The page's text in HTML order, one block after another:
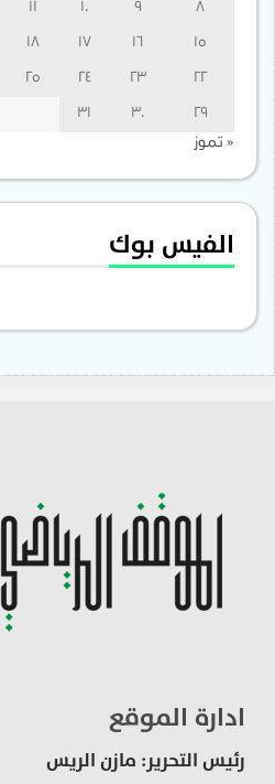
15
16
17
18
22
23
24
25
29
30
31
« تموز
الفيس بوك
ادارة الموقع
رئيس التحرير: مازن الريس